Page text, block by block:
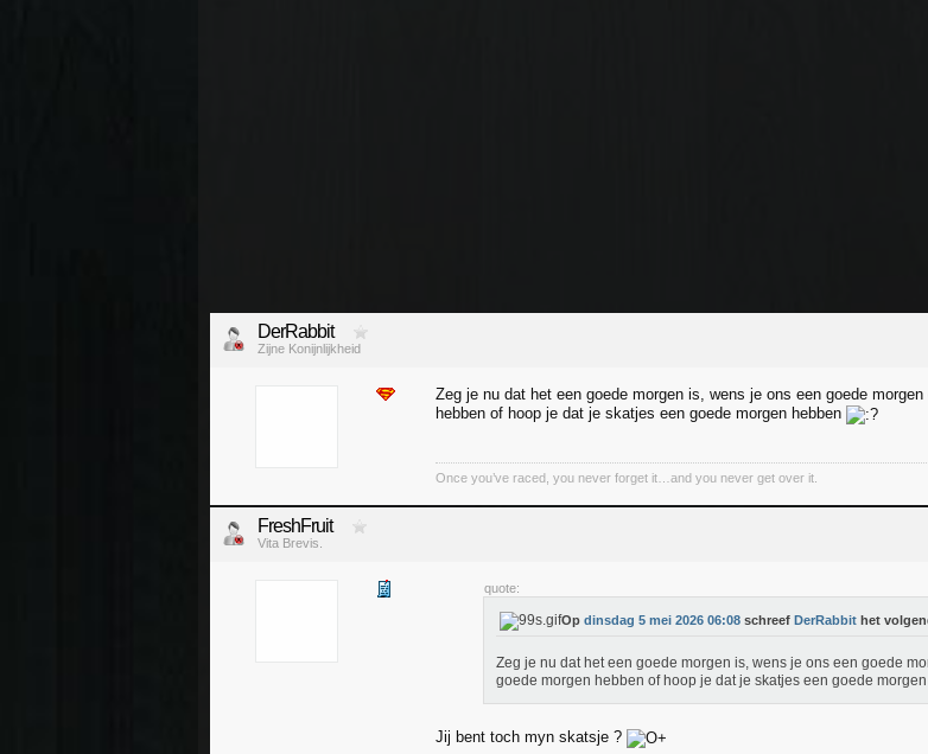
DerRabbit
Zijne Konijnlijkheid
Zeg je nu dat het een goede morgen is, wens je ons een goede
hebben of hoop je dat je skatjes een goede morgen hebben
Once you’ve raced, you never forget it…and you never get over it.
FreshFruit
Vita Brevis.
quote:
Op dinsdag 5 mei 2026 06:08 schreef DerRabbit het
Zeg je nu dat het een goede morgen is, wens je ons een goede
goede morgen hebben of hoop je dat je skatjes een goede
Jij bent toch myn skatsje ?